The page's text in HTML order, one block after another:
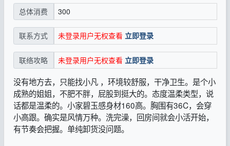
总体消费 300
联系方式 未登录用户无权查看 立即登录
联络攻略 未登录用户无权查看 立即登录
没有地方去，只能找小凡 ，环境较舒服，干净卫生。是个小
成熟的姐姐，不肥不胖，屁股到挺大的。态度温柔类型，说
话都是温柔的。小家碧玉感身材160高。胸围有36C，会穿
小高跟。确实是风情万种。洗完澡，回房间就会小活开始，
有节奏会把握。单纯卸货没问题。